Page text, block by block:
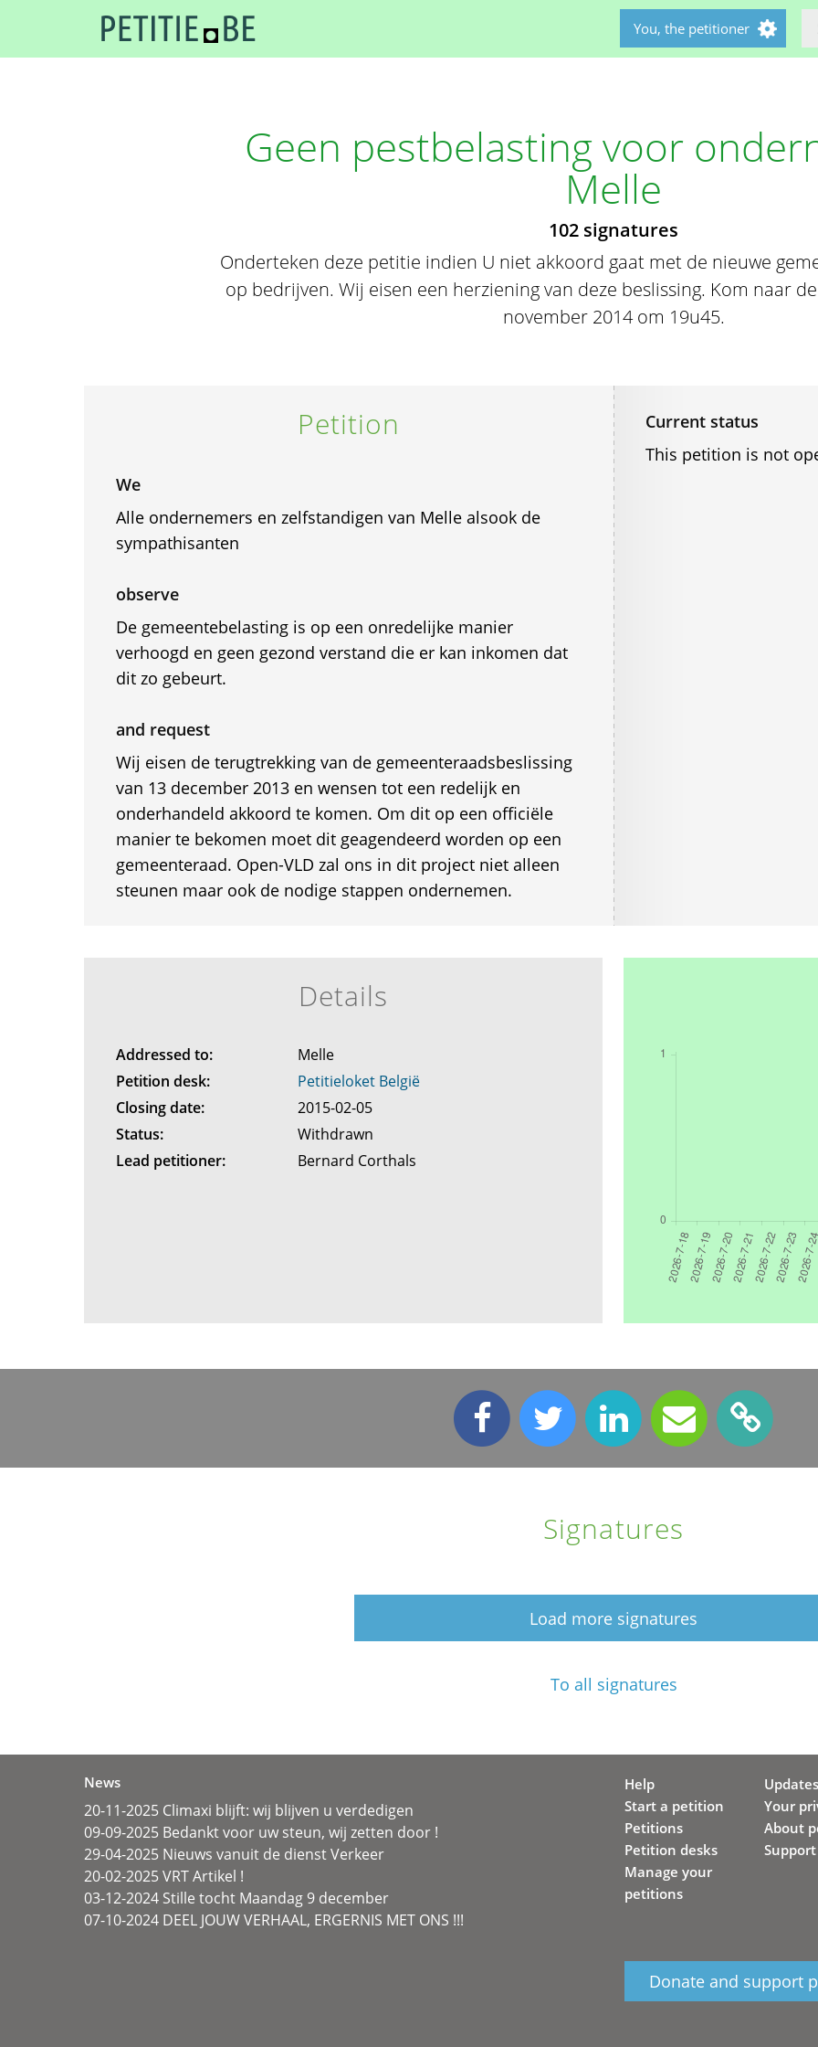
You, the petitioner
Geen pestbelasting voor
Melle
102 signatures
Onderteken deze petitie indien U niet akkoord gaat met de nieuwe
op bedrijven. Wij eisen een herziening van deze beslissing. Kom naar
november 2014 om 19u45.
Petition
We
Alle ondernemers en zelfstandigen van Melle alsook de
sympathisanten
observe
De gemeentebelasting is op een onredelijke manier
verhoogd en geen gezond verstand die er kan inkomen dat
dit zo gebeurt.
and request
Wij eisen de terugtrekking van de gemeenteraadsbeslissing
van 13 december 2013 en wensen tot een redelijk en
onderhandeld akkoord te komen. Om dit op een officiële
manier te bekomen moet dit geagendeerd worden op een
gemeenteraad. Open-VLD zal ons in dit project niet alleen
steunen maar ook de nodige stappen ondernemen.
Current status
This petition is not
Details
Addressed to:
Melle
Petition desk:
Petitieloket België
Closing date:
2015-02-05
Status:
Withdrawn
Lead petitioner:
Bernard Corthals
Signatures
Load more signatures
To all signatures
News
20-11-2025 Climaxi blijft: wij blijven u verdedigen
09-09-2025 Bedankt voor uw steun, wij zetten door !
29-04-2025 Nieuws vanuit de dienst Verkeer
20-02-2025 VRT Artikel !
03-12-2024 Stille tocht Maandag 9 december
07-10-2024 DEEL JOUW VERHAAL, ERGERNIS MET ONS !!!
Help
Start a petition
Petitions
Petition desks
Manage your
petitions
Updates
Your
About
Donate and support